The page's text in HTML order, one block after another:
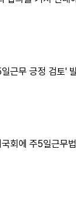
근무 긍정 검토'
회에 주5일근무